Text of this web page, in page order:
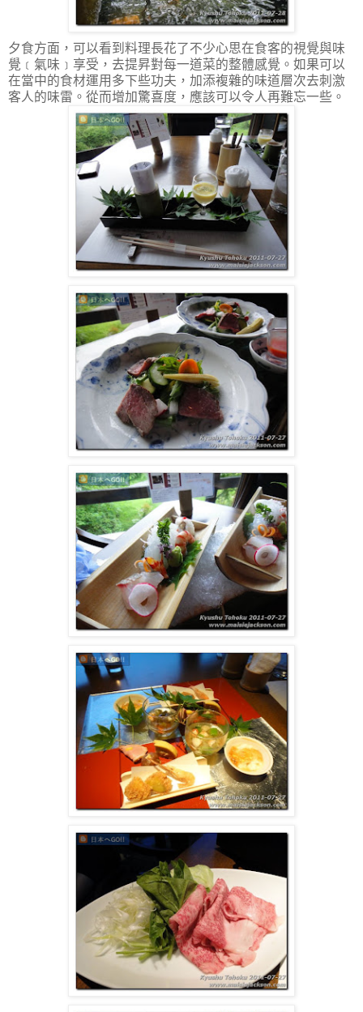
夕食方面，可以看到料理長花了不少心思在食客的視覺與味
覺﹝氣味﹞享受，去提昇對每一道菜的整體感覺。如果可以
在當中的食材運用多下些功夫，加添複雜的味道層次去刺激
客人的味雷。從而增加驚喜度，應該可以令人再難忘一些。